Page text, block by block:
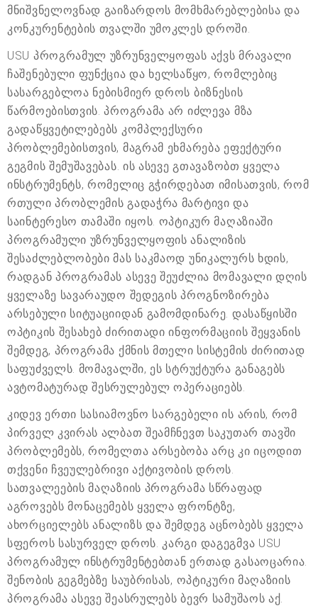
მნიშვნელოვნად გაიზარდოს მომხმარებლებისა და
კონკურენტების თვალში უმოკლეს დროში.
USU პროგრამულ უზრუნველყოფას აქვს მრავალი
ჩაშენებული ფუნქცია და ხელსაწყო, რომლებიც
სასარგებლოა ნებისმიერ დროს ბიზნესის
წარმოებისთვის. პროგრამა არ იძლევა მზა
გადაწყვეტილებებს კომპლექსური
პრობლემებისთვის, მაგრამ ეხმარება ეფექტური
გეგმის შემუშავებას. ის ასევე გთავაზობთ ყველა
ინსტრუმენტს, რომელიც გჭირდებათ იმისათვის, რომ
რთული პრობლემის გადაჭრა მარტივი და
საინტერესო თამაში იყოს. ოპტიკურ მაღაზიაში
პროგრამული უზრუნველყოფის ანალიზის
შესაძლებლობები მას საკმაოდ უნიკალურს ხდის,
რადგან პროგრამას ასევე შეუძლია მომავალი დღის
ყველაზე სავარაუდო შედეგის პროგნოზირება
არსებული სიტუაციიდან გამომდინარე. დასაწყისში
ოპტიკის შესახებ ძირითადი ინფორმაციის შეყვანის
შემდეგ, პროგრამა ქმნის მთელი სისტემის ძირითად
საფუძველს. მომავალში, ეს სტრუქტურა განაგებს
ავტომატურად შესრულებულ ოპერაციებს.
კიდევ ერთი სასიამოვნო სარგებელი ის არის, რომ
პირველ კვირას ალბათ შეამჩნევთ საკუთარ თავში
პრობლემებს, რომელთა არსებობა არც კი იცოდით
თქვენი ჩვეულებრივი აქტივობის დროს.
სათვალეების მაღაზიის პროგრამა სწრაფად
აგროვებს მონაცემებს ყველა ფრონტზე,
ახორციელებს ანალიზს და შემდეგ აცნობებს ყველა
სფეროს სასურველ დროს. კარგი დაგეგმვა USU
პროგრამულ ინსტრუმენტებთან ერთად გასაოცარია.
შენობის გეგმებზე საუბრისას, ოპტიკური მაღაზიის
პროგრამა ასევე შეასრულებს ბევრ სამუშაოს აქ.